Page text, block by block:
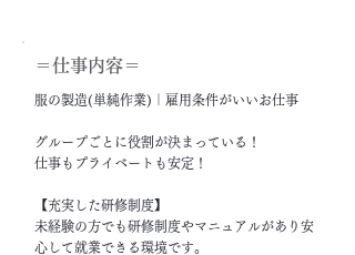
＝​仕事内容＝
服の製造(単純作業)｜雇用条件がいいお仕事
グループごとに役割が決まっている！
仕事もプライベートも安定！
【充実した研修制度】
未経験の方でも研修制度やマニュアルがあり安
心して就業できる環境です。